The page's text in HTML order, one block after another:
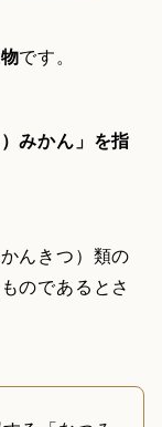
です。
みかん」を指
んきつ）類の
のであるとさ